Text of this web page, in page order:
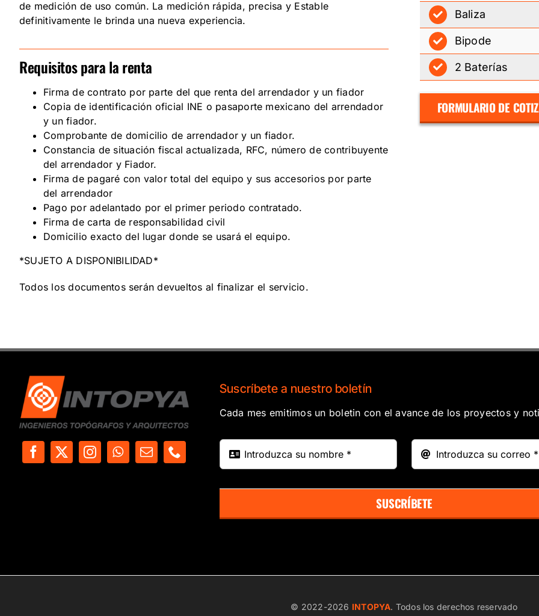
de medición de uso común. La medición rápida, precisa y Estable
definitivamente le brinda una nueva experiencia.
Requisitos para la renta
Firma de contrato por parte del que renta del arrendador y un fiador
Copia de identificación oficial INE o pasaporte mexicano del arrendador
y un fiador.
Comprobante de domicilio de arrendador y un fiador.
Constancia de situación fiscal actualizada, RFC, número de contribuyente
del arrendador y Fiador.
Firma de pagaré con valor total del equipo y sus accesorios por parte
del arrendador
Pago por adelantado por el primer periodo contratado.
Firma de carta de responsabilidad civil
Domicilio exacto del lugar donde se usará el equipo.
*SUJETO A DISPONIBILIDAD*
Todos los documentos serán devueltos al finalizar el servicio.
Baliza
Bipode
2 Baterías
FORMULARIO DE
Suscríbete a nuestro boletín
Cada mes emitimos un boletin con el avance de los proyectos y
SUSCRÍBETE
© 2022-2026 INTOPYA. Todos los derechos reservado